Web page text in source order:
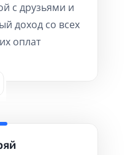
с друзьями и
доход со всех
оплат